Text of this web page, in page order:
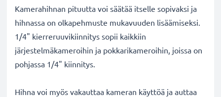
Kamerahihnan pituutta voi säätää itselle sopivaksi ja
hihnassa on olkapehmuste mukavuuden lisäämiseksi.
1/4" kierreruuvikiinnitys sopii kaikkiin
järjestelmäkameroihin ja pokkarikameroihin, joissa on
pohjassa 1/4" kiinnitys.
Hihna voi myös vakauttaa kameran käyttöä ja auttaa